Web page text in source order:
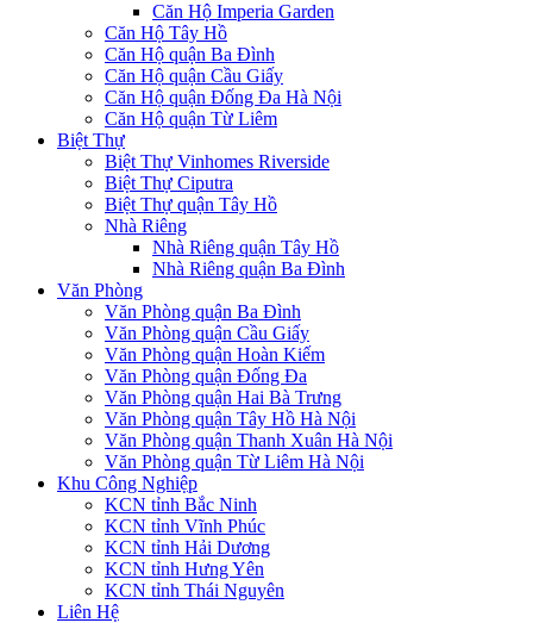
Căn Hộ Imperia Garden
Căn Hộ Tây Hồ
Căn Hộ quận Ba Đình
Căn Hộ quận Cầu Giấy
Căn Hộ quận Đống Đa Hà Nội
Căn Hộ quận Từ Liêm
Biệt Thự
Biệt Thự Vinhomes Riverside
Biệt Thự Ciputra
Biệt Thự quận Tây Hồ
Nhà Riêng
Nhà Riêng quận Tây Hồ
Nhà Riêng quận Ba Đình
Văn Phòng
Văn Phòng quận Ba Đình
Văn Phòng quận Cầu Giấy
Văn Phòng quận Hoàn Kiếm
Văn Phòng quận Đống Đa
Văn Phòng quận Hai Bà Trưng
Văn Phòng quận Tây Hồ Hà Nội
Văn Phòng quận Thanh Xuân Hà Nội
Văn Phòng quận Từ Liêm Hà Nội
Khu Công Nghiệp
KCN tỉnh Bắc Ninh
KCN tỉnh Vĩnh Phúc
KCN tỉnh Hải Dương
KCN tỉnh Hưng Yên
KCN tỉnh Thái Nguyên
Liên Hệ